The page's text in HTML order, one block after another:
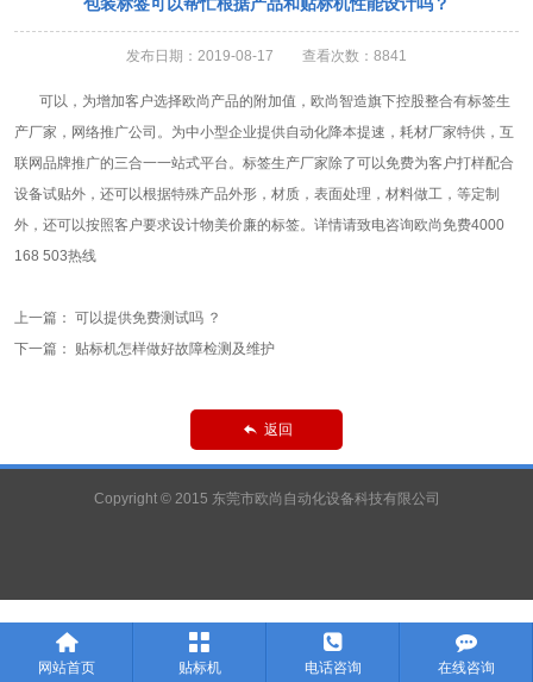
发布日期：2019-08-17 查看次数：8841
可以，为增加客户选择欧尚产品的附加值，欧尚智造旗下控股整合有标签生
产厂家，网络推广公司。为中小型企业提供自动化降本提速，耗材厂家特供，互
联网品牌推广的三合一一站式平台。标签生产厂家除了可以免费为客户打样配合
设备试贴外，还可以根据特殊产品外形，材质，表面处理，材料做工，等定制
外，还可以按照客户要求设计物美价廉的标签。详情请致电咨询欧尚免费4000
168 503热线
上一篇： 可以提供免费测试吗 ？
下一篇： 贴标机怎样做好故障检测及维护
 返回
Copyright © 2015 东莞市欧尚自动化设备科技有限公司

网站首页

贴标机

电话咨询

在线咨询